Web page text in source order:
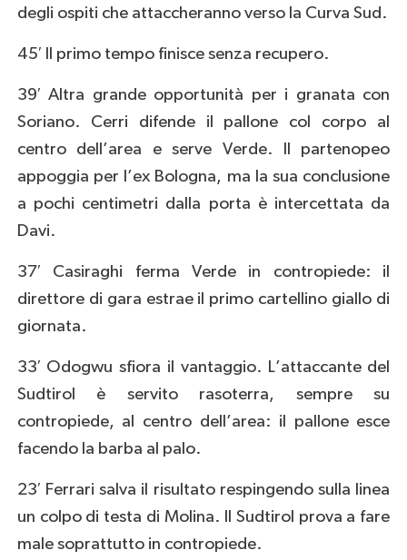
degli ospiti che attaccheranno verso la Curva Sud.
45′ Il primo tempo finisce senza recupero.
39′ Altra grande opportunità per i granata con
Soriano. Cerri difende il pallone col corpo al
centro dell’area e serve Verde. Il partenopeo
appoggia per l’ex Bologna, ma la sua conclusione
a pochi centimetri dalla porta è intercettata da
Davi.
37′ Casiraghi ferma Verde in contropiede: il
direttore di gara estrae il primo cartellino giallo di
giornata.
33′ Odogwu sfiora il vantaggio. L’attaccante del
Sudtirol è servito rasoterra, sempre su
contropiede, al centro dell’area: il pallone esce
facendo la barba al palo.
23′ Ferrari salva il risultato respingendo sulla linea
un colpo di testa di Molina. Il Sudtirol prova a fare
male soprattutto in contropiede.